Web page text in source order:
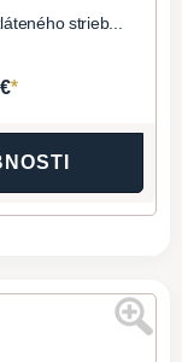
strieb...
*